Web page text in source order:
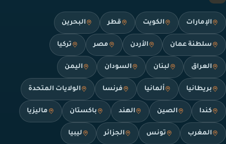
الإمارات الكويت قطر البحرين
سلطنة عمان الأردن مصر تركيا
العراق لبنان السودان اليمن
بريطانيا ألمانيا فرنسا الولايات المتحدة
كندا الصين الهند باكستان ماليزيا
المغرب تونس الجزائر ليبيا